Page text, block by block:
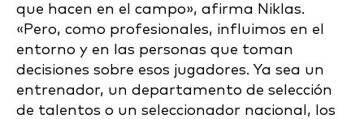
que hacen en el campo», afirma Niklas.
«Pero, como profesionales, influimos en el
entorno y en las personas que toman
decisiones sobre esos jugadores. Ya sea un
entrenador, un departamento de selección
de talentos o un seleccionador nacional, los